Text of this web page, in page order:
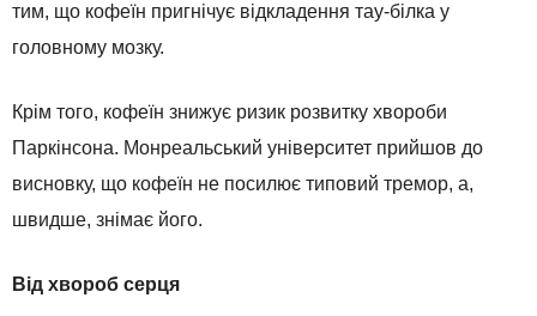
тим, що кофеїн пригнічує відкладення тау-білка у
головному мозку.
Крім того, кофеїн знижує ризик розвитку хвороби
Паркінсона. Монреальський університет прийшов до
висновку, що кофеїн не посилює типовий тремор, а,
швидше, знімає його.
Від хвороб серця